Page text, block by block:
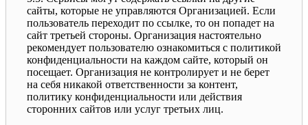
сайты, которые не управляются Организацией. Если
пользователь переходит по ссылке, то он попадет на
сайт третьей стороны. Организация настоятельно
рекомендует пользователю ознакомиться с политикой
конфиденциальности на каждом сайте, который он
посещает. Организация не контролирует и не берет
на себя никакой ответственности за контент,
политику конфиденциальности или действия
сторонних сайтов или услуг третьих лиц.